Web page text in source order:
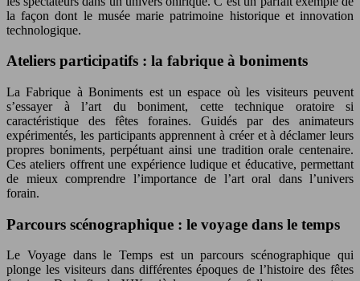
la façon dont le musée marie patrimoine historique et innovation
technologique.
Ateliers participatifs : la fabrique à boniments
La Fabrique à Boniments est un espace où les visiteurs peuvent
s’essayer à l’art du boniment, cette technique oratoire si
caractéristique des fêtes foraines. Guidés par des animateurs
expérimentés, les participants apprennent à créer et à déclamer leurs
propres boniments, perpétuant ainsi une tradition orale centenaire.
Ces ateliers offrent une expérience ludique et éducative, permettant
de mieux comprendre l’importance de l’art oral dans l’univers
forain.
Parcours scénographique : le voyage dans le temps
Le Voyage dans le Temps est un parcours scénographique qui
plonge les visiteurs dans différentes époques de l’histoire des fêtes